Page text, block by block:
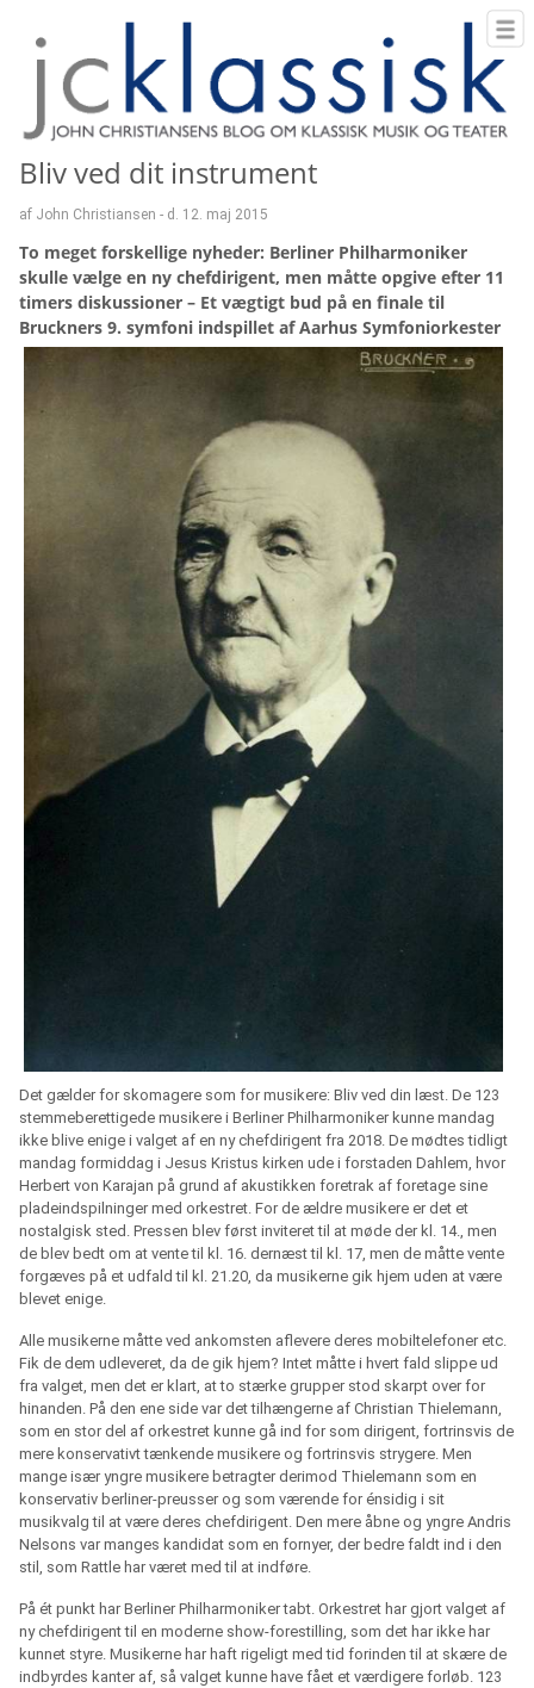
Bliv ved dit instrument
af John Christiansen - d. 12. maj 2015
To meget forskellige nyheder: Berliner Philharmoniker
skulle vælge en ny chefdirigent, men måtte opgive efter 11
timers diskussioner – Et vægtigt bud på en finale til
Bruckners 9. symfoni indspillet af Aarhus Symfoniorkester
Det gælder for skomagere som for musikere: Bliv ved din læst. De 123
stemmeberettigede musikere i Berliner Philharmoniker kunne mandag
ikke blive enige i valget af en ny chefdirigent fra 2018. De mødtes tidligt
mandag formiddag i Jesus Kristus kirken ude i forstaden Dahlem, hvor
Herbert von Karajan på grund af akustikken foretrak af foretage sine
pladeindspilninger med orkestret. For de ældre musikere er det et
nostalgisk sted. Pressen blev først inviteret til at møde der kl. 14., men
de blev bedt om at vente til kl. 16. dernæst til kl. 17, men de måtte vente
forgæves på et udfald til kl. 21.20, da musikerne gik hjem uden at være
blevet enige.
Alle musikerne måtte ved ankomsten aflevere deres mobiltelefoner etc.
Fik de dem udleveret, da de gik hjem? Intet måtte i hvert fald slippe ud
fra valget, men det er klart, at to stærke grupper stod skarpt over for
hinanden. På den ene side var det tilhængerne af Christian Thielemann,
som en stor del af orkestret kunne gå ind for som dirigent, fortrinsvis de
mere konservativt tænkende musikere og fortrinsvis strygere. Men
mange især yngre musikere betragter derimod Thielemann som en
konservativ berliner-preusser og som værende for énsidig i sit
musikvalg til at være deres chefdirigent. Den mere åbne og yngre Andris
Nelsons var manges kandidat som en fornyer, der bedre faldt ind i den
stil, som Rattle har været med til at indføre.
På ét punkt har Berliner Philharmoniker tabt. Orkestret har gjort valget af
ny chefdirigent til en moderne show-forestilling, som det har ikke har
kunnet styre. Musikerne har haft rigeligt med tid forinden til at skære de
indbyrdes kanter af, så valget kunne have fået et værdigere forløb. 123